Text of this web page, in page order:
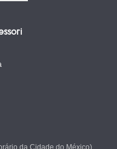
da Cidade do México)